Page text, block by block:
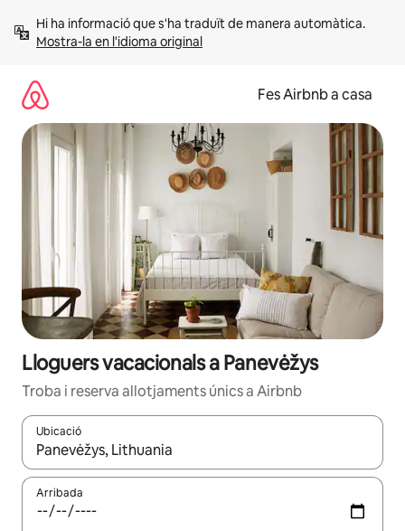
Mostra-la en l'idioma original
Fes Airbnb a casa
Lloguers vacacionals a Panevėžys
Troba i reserva allotjaments únics a Airbnb
Ubicació
Quan els resultats estiguin disponibles, podràs navegar-hi a
Arribada